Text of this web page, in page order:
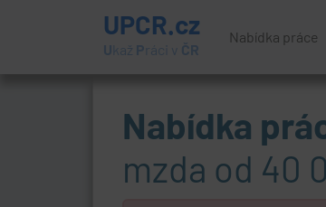
UPCR.cz
U kaž P ráci v ČR
Nabídka práce
Nabídka
mzda od 40